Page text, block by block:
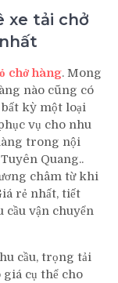
xe tải chở
chở hàng. Mong
nào cũng có
kỳ một loại
vụ cho nhu
trong nội
Quang..
châm từ khi
rẻ nhất, tiết
vận chuyển
cầu, trọng tải
cụ thể cho